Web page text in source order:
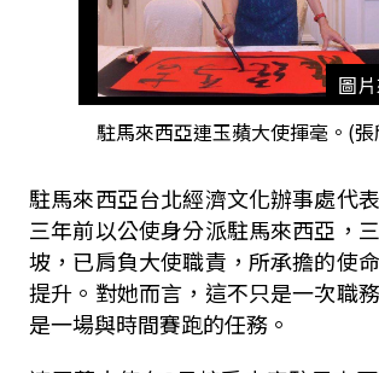
圖
駐馬來西亞連玉蘋大使揮毫。(
駐馬來西亞台北經濟文化辦事處代
三年前以公使身分派駐馬來西亞，
坡，已肩負大使職責，所承擔的使
提升。對她而言，這不只是一次職
是一場與時間賽跑的任務。